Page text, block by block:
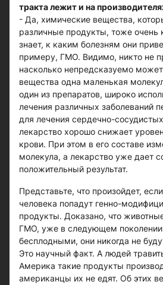
тракта лежит и на
- Да, химические вещества,
различные продукты, тоже очень
знает, к каким болезням они
примеру, ГМО. Видимо, никто не
насколько непредсказуемо
вещества одна маленькая
один из препаратов, широко
лечения различных заболеваний
для лечения сердечно-
лекарство хорошо снижает
крови. При этом в его составе
молекула, а лекарство уже дает
положительный результат.
Представьте, что произойдет,
человека попадут генно-
продукты. Доказано, что
ГМО, уже в следующем поколении
бесплодными, они никогда не
Это научный факт. А людей
Америка такие продукты
американцы их не едят. Об этих